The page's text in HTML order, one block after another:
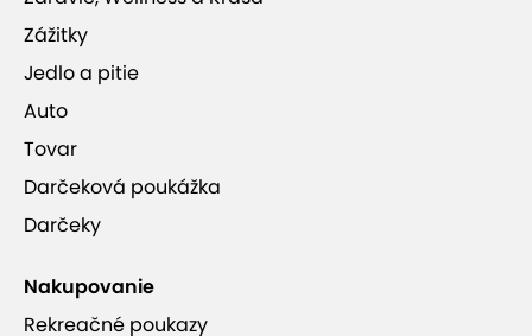
Zážitky
Jedlo a pitie
Auto
Tovar
Darčeková poukážka
Darčeky
Nakupovanie
Rekreačné poukazy